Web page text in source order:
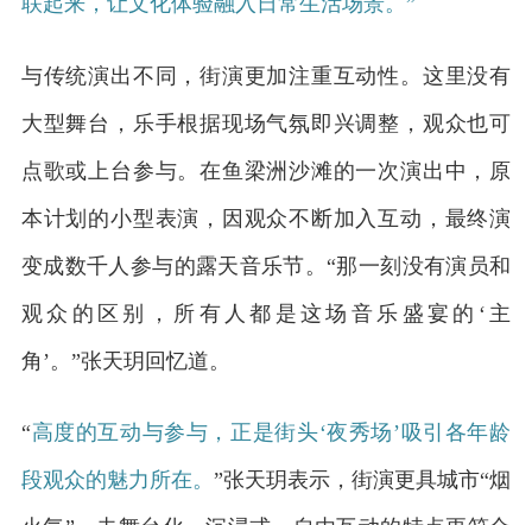
与传统演出不同，街演更加注重互动性。这里没有
大型舞台，乐手根据现场气氛即兴调整，观众也可
点歌或上台参与。在鱼梁洲沙滩的一次演出中，原
本计划的小型表演，因观众不断加入互动，最终演
变成数千人参与的露天音乐节。“那一刻没有演员和
观众的区别，所有人都是这场音乐盛宴的‘主
角’。”张天玥回忆道。
“高度的互动与参与 ， 正是街头‘夜秀场’吸引各年龄
段观众的魅力所在。 ”张天玥表示，街演更具城市“烟